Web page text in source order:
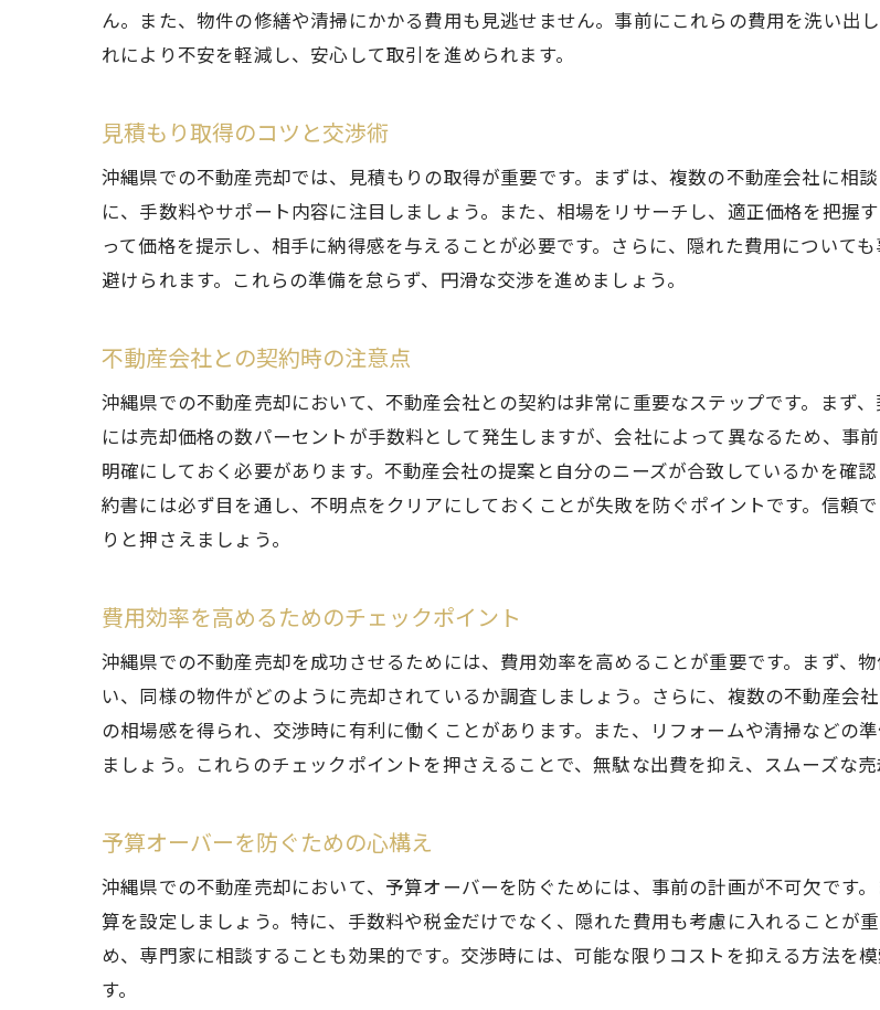
費用に関する誤解を解消する
売却後に必要な手続きと費用
ん。また、物件の修繕や清掃にかかる費用も見逃せません。事前にこれらの費用を洗い出
れにより不安を軽減し、安心して取引を進められます。
見積もり取得のコツと交渉術
沖縄県での不動産売却では、見積もりの取得が重要です。まずは、複数の不動産会社に相
に、手数料やサポート内容に注目しましょう。また、相場をリサーチし、適正価格を把握
って価格を提示し、相手に納得感を与えることが必要です。さらに、隠れた費用について
避けられます。これらの準備を怠らず、円滑な交渉を進めましょう。
不動産会社との契約時の注意点
沖縄県での不動産売却において、不動産会社との契約は非常に重要なステップです。まず
には売却価格の数パーセントが手数料として発生しますが、会社によって異なるため、事
明確にしておく必要があります。不動産会社の提案と自分のニーズが合致しているかを確
約書には必ず目を通し、不明点をクリアにしておくことが失敗を防ぐポイントです。信頼
りと押さえましょう。
費用効率を高めるためのチェックポイント
沖縄県での不動産売却を成功させるためには、費用効率を高めることが重要です。まず、
い、同様の物件がどのように売却されているか調査しましょう。さらに、複数の不動産会
の相場感を得られ、交渉時に有利に働くことがあります。また、リフォームや清掃などの
ましょう。これらのチェックポイントを押さえることで、無駄な出費を抑え、スムーズな売
予算オーバーを防ぐための心構え
沖縄県での不動産売却において、予算オーバーを防ぐためには、事前の計画が不可欠です
算を設定しましょう。特に、手数料や税金だけでなく、隠れた費用も考慮に入れることが
め、専門家に相談することも効果的です。交渉時には、可能な限りコストを抑える方法を
す。